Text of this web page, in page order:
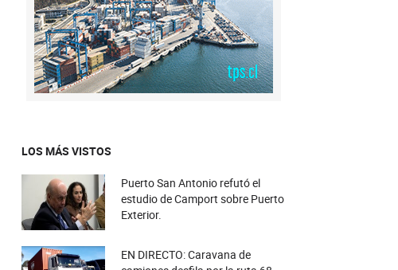
LOS MÁS VISTOS
Puerto San Antonio refutó el
estudio de Camport sobre Puerto
Exterior.
EN DIRECTO: Caravana de